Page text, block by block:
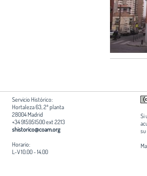
Servicio Histórico:
Hortaleza 63, 2ª planta
28004 Madrid
+34 915951500 ext 2213
shistorico@coam.org
Horario:
L-V 10.00 - 14.00
Si